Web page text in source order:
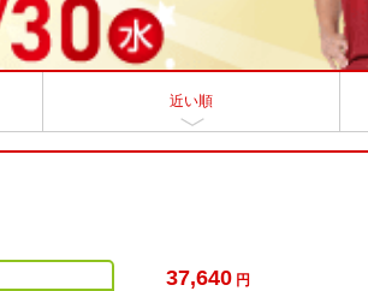
近い順
37,640円